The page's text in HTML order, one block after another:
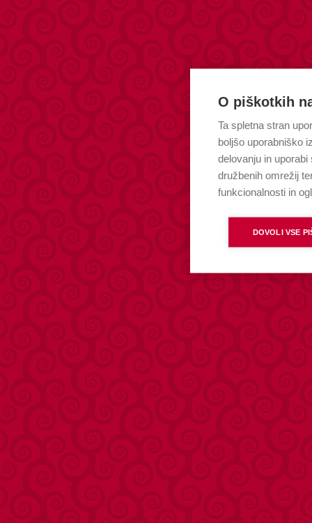
O piškotkih
Ta spletna stran
boljšo uporabniško
delovanju in
družbenih omrežij
funkcionalnosti in
DOVOLI VSE